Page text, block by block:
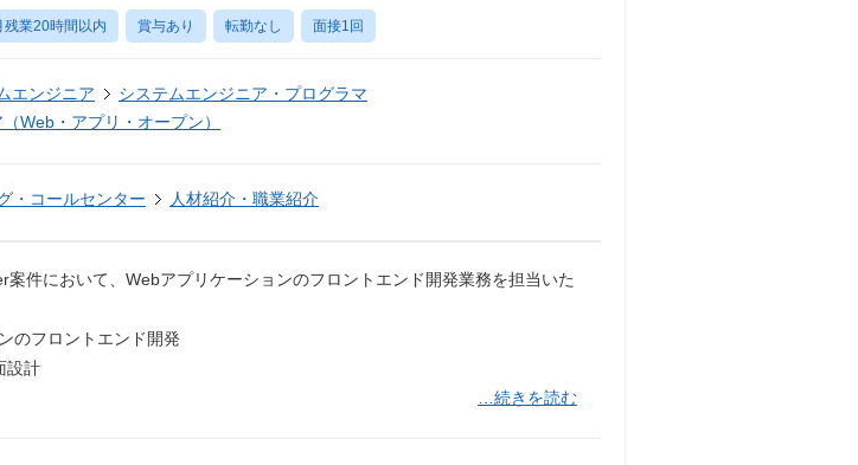
残業20時間以内 賞与あり 転勤なし 面接1回
エンジニア
システムエンジニア・プログラマ
Web・アプリ・オープン）
・コールセンター 人材紹介・職業紹介
案件において、Webアプリケーションのフロントエンド開発業務を担当いた
のフロントエンド開発
設計
…続きを読む